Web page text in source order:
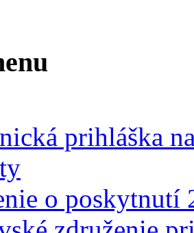
prihláška
o poskytnutí